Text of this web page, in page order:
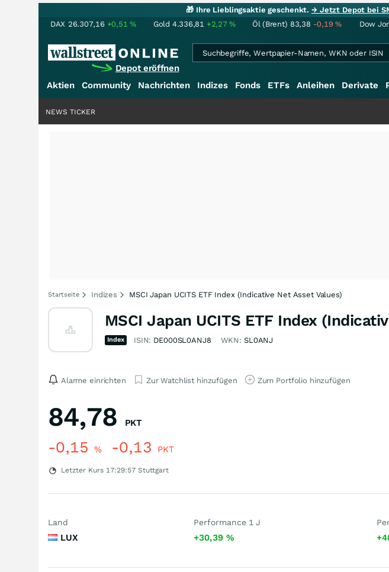
🎁 Ihre Lieblingsaktie geschenkt.→ Jetzt Depot bei
DAX 26.307,16 +0,51% Gold 4.336,81 +2,27% Öl (Brent) 83,38 -0,19% Dow
Depot eröffnen
Aktien Community Nachrichten Indizes Fonds ETFs Anleihen Derivate
NEWS TICKER
Startseite Indizes MSCI Japan UCITS ETF Index (Indicative Net Asset Values)
MSCI Japan UCITS ETF Index
Index ISIN: DE000SL0ANJ8 WKN: SL0ANJ
Alarme einrichten Zur Watchlist hinzufügen Zum Portfolio hinzufügen
84,78 PKT
-0,15 % -0,13 PKT
Letzter Kurs 17:29:57 Stuttgart
Land
LUX
Performance 1 J
+30,39%